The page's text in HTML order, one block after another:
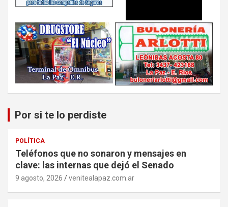
Por si te lo perdiste
POLÍTICA
Teléfonos que no sonaron y mensajes en
clave: las internas que dejó el Senado
9 agosto, 2026 venitealapaz.com.ar